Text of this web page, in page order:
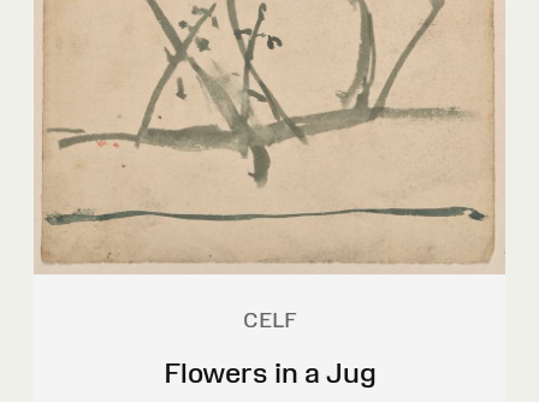
CELF
Flowers in a Jug